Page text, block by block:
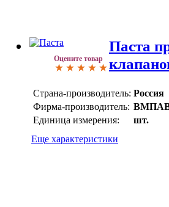
Оцените товар
Паста
Страна-производитель: Россия
Фирма-производитель:
Единица измерения:
шт.
Еще характеристики